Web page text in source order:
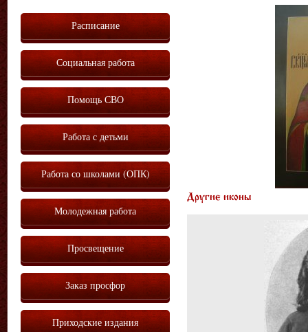
Другие иконы
Расписание
Социальная работа
Помощь СВО
Работа с детьми
Работа со школами (ОПК)
Молодежная работа
Просвещение
Заказ просфор
Приходские издания